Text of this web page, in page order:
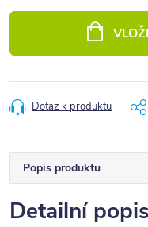
Dotaz k produktu
Popis produktu
Detailní